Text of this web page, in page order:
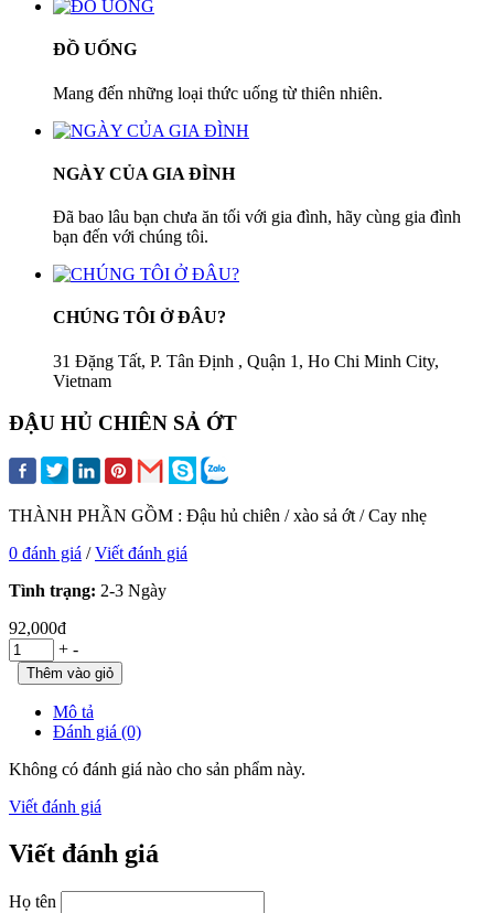
ĐỒ UỐNG
Mang đến những loại thức uống từ thiên nhiên.
NGÀY CỦA GIA ĐÌNH
Đã bao lâu bạn chưa ăn tối với gia đình, hãy cùng gia đình
bạn đến với chúng tôi.
CHÚNG TÔI Ở ĐÂU?
31 Đặng Tất, P. Tân Định , Quận 1, Ho Chi Minh City,
Vietnam
ĐẬU HỦ CHIÊN SẢ ỚT
THÀNH PHẦN GỒM : Đậu hủ chiên / xào sả ớt / Cay nhẹ
0 đánh giá /Viết đánh giá
Tình trạng: 2-3 Ngày
92,000đ
+ -
Mô tả
Đánh giá (0)
Không có đánh giá nào cho sản phẩm này.
Viết đánh giá
Viết đánh giá
Họ tên